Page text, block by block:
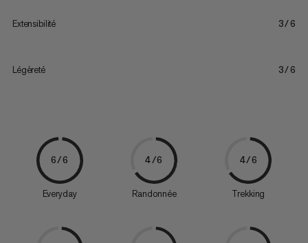
Extensibilité 3/6
Légèreté 3/6
6/6
Everyday
4/6
Randonnée
4/6
Trekking